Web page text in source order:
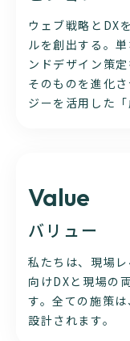
ウェブ戦略とDX
ルを創出する。
ンドデザイン策
そのものを進化
ジーを活用した「
Value
バリュー
私たちは、現場
向けDXと現場の
す。全ての施策
設計されます。